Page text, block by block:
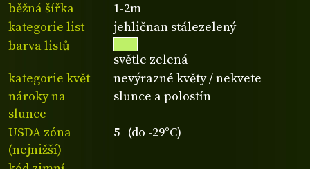
běžná šířka
1-2m
kategorie list
jehličnan stálezelený
barva listů
světle zelená
kategorie květ
nevýrazné květy / nekvete
nároky na
slunce
slunce a polostín
USDA zóna
(nejnižší)
5 (do -29°C)